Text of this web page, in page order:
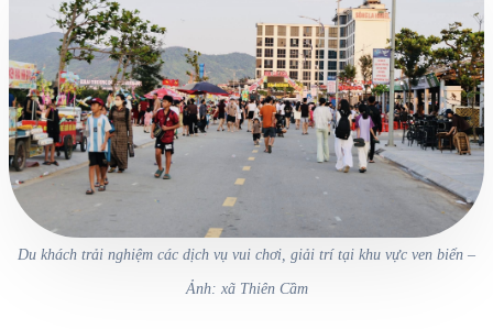
Du khách trải nghiệm các dịch vụ vui chơi, giải trí tại khu vực ven biển –
Ảnh: xã Thiên Cầm